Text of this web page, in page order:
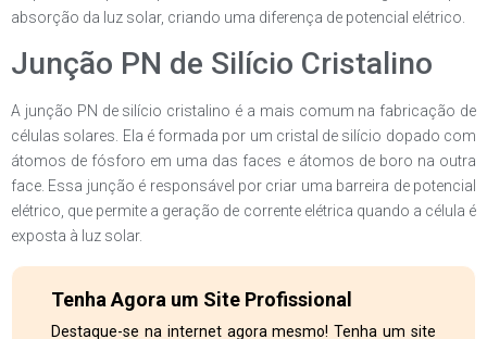
absorção da luz solar, criando uma diferença de potencial elétrico.
Junção PN de Silício Cristalino
A junção PN de silício cristalino é a mais comum na fabricação de
células solares. Ela é formada por um cristal de silício dopado com
átomos de fósforo em uma das faces e átomos de boro na outra
face. Essa junção é responsável por criar uma barreira de potencial
elétrico, que permite a geração de corrente elétrica quando a célula é
exposta à luz solar.
Tenha Agora um Site Profissional
Destaque-se na internet agora mesmo! Tenha um site